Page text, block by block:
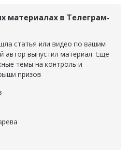
материалах в Телеграм-
статья или видео по вашим
автор выпустил материал. Еще
темы на контроль и
призов